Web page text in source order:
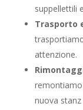
suppellettili
Trasporto
attenzione.
nuova stanz